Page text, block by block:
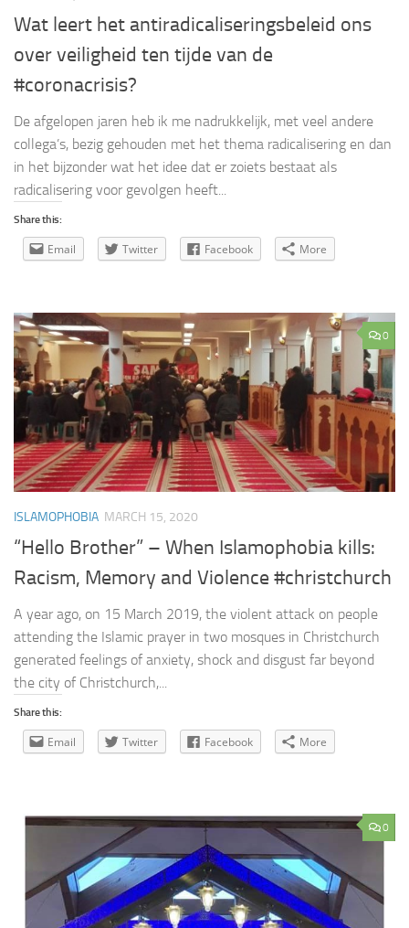
Wat leert het antiradicaliseringsbeleid ons
over veiligheid ten tijde van de
#coronacrisis?
De afgelopen jaren heb ik me nadrukkelijk, met veel andere
collega’s, bezig gehouden met het thema radicalisering en dan
in het bijzonder wat het idee dat er zoiets bestaat als
radicalisering voor gevolgen heeft...
Share this:
Email Twitter Facebook More
0
ISLAMOPHOBIA MARCH 15, 2020
“Hello Brother” – When Islamophobia kills:
Racism, Memory and Violence #christchurch
A year ago, on 15 March 2019, the violent attack on people
attending the Islamic prayer in two mosques in Christchurch
generated feelings of anxiety, shock and disgust far beyond
the city of Christchurch,...
Share this:
Email Twitter Facebook More
0